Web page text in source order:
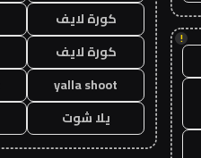
!
كورة لايف
كورة لايف
yalla shoot
يلا شوت